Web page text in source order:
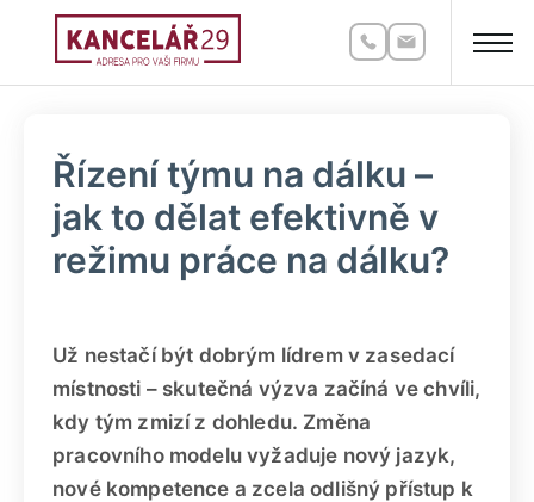
Řízení týmu na dálku –
jak to dělat efektivně v
režimu práce na dálku?
Už nestačí být dobrým lídrem v zasedací
místnosti – skutečná výzva začíná ve chvíli,
kdy tým zmizí z dohledu. Změna
pracovního modelu vyžaduje nový jazyk,
nové kompetence a zcela odlišný přístup k